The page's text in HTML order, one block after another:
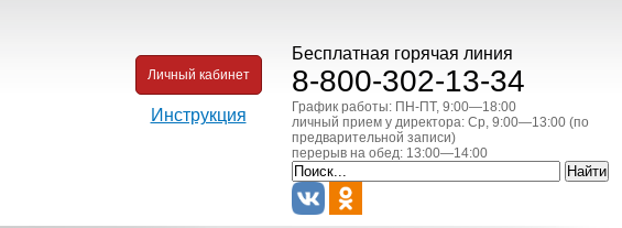
Бесплатная горячая линия
8-800-302-13-34
График работы: ПН-ПТ, 9:00—18:00
личный прием у директора: Ср, 9:00—13:00 (по
предварительной записи)
перерыв на обед: 13:00—14:00
Личный кабинет
Инструкция